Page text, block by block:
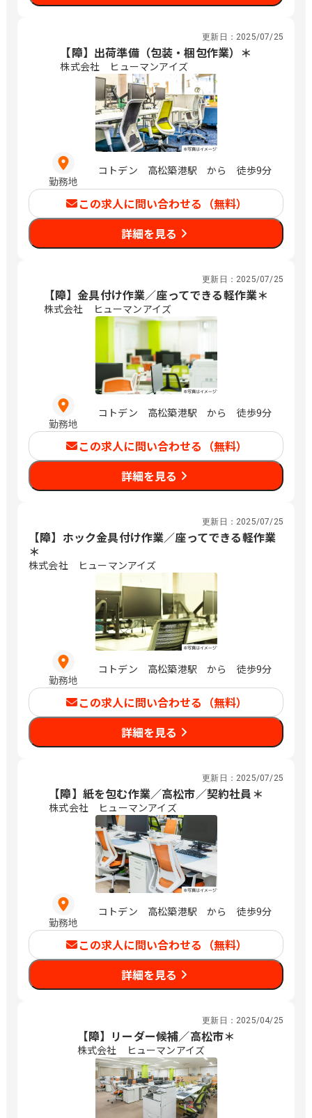
更新日： 2025/07/25
【障】出荷準備（包装・梱包作業）＊
株式会社 ヒューマンアイズ
勤務地
コトデン 高松築港駅 から 徒歩9分
この求人に問い合わせる（無料）
詳細を見る
更新日： 2025/07/25
【障】金具付け作業／座ってできる軽作業＊
株式会社 ヒューマンアイズ
勤務地
コトデン 高松築港駅 から 徒歩9分
この求人に問い合わせる（無料）
詳細を見る
更新日： 2025/07/25
【障】ホック金具付け作業／座ってできる軽作業
＊
株式会社 ヒューマンアイズ
勤務地
コトデン 高松築港駅 から 徒歩9分
この求人に問い合わせる（無料）
詳細を見る
更新日： 2025/07/25
【障】紙を包む作業／高松市／契約社員＊
株式会社 ヒューマンアイズ
勤務地
コトデン 高松築港駅 から 徒歩9分
この求人に問い合わせる（無料）
詳細を見る
更新日： 2025/04/25
【障】リーダー候補／高松市＊
株式会社 ヒューマンアイズ